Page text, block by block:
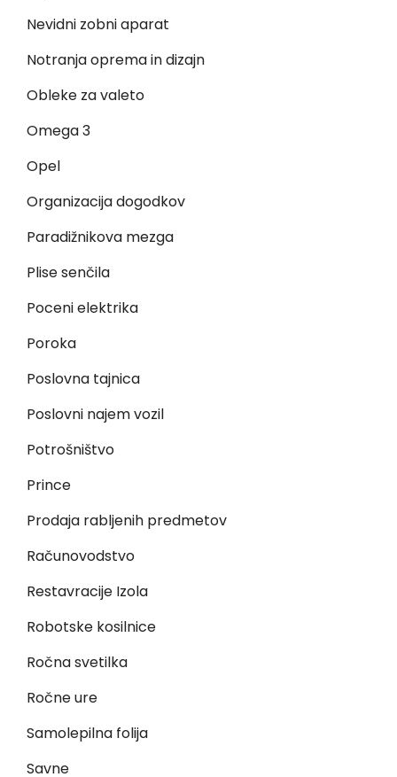
Nevidni zobni aparat
Notranja oprema in dizajn
Obleke za valeto
Omega 3
Opel
Organizacija dogodkov
Paradižnikova mezga
Plise senčila
Poceni elektrika
Poroka
Poslovna tajnica
Poslovni najem vozil
Potrošništvo
Prince
Prodaja rabljenih predmetov
Računovodstvo
Restavracije Izola
Robotske kosilnice
Ročna svetilka
Ročne ure
Samolepilna folija
Savne